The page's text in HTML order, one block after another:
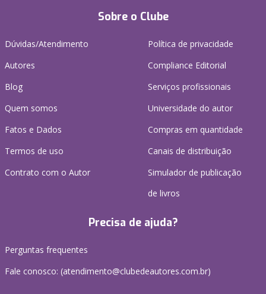
Sobre o Clube
Dúvidas/Atendimento
Autores
Blog
Quem somos
Fatos e Dados
Termos de uso
Contrato com o Autor
Política de privacidade
Compliance Editorial
Serviços profissionais
Universidade do autor
Compras em quantidade
Canais de distribuição
Simulador de publicação
de livros
Precisa de ajuda?
Perguntas frequentes
Fale conosco: (atendimento@clubedeautores.com.br)